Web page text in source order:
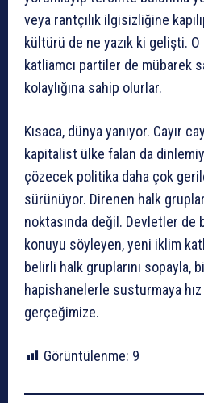
veya rantçılık ilgisizliğine
kültürü de ne yazık ki gelişti. O
katliamcı partiler de mübarek
kolaylığına sahip olurlar.
Kısaca, dünya yanıyor. Cayır
kapitalist ülke falan da
çözecek politika daha çok
sürünüyor. Direnen halk
noktasında değil. Devletler de
konuyu söyleyen, yeni iklim
belirli halk gruplarını sopayla,
hapishanelerle susturmaya
gerçeğimize.
Görüntülenme: 9